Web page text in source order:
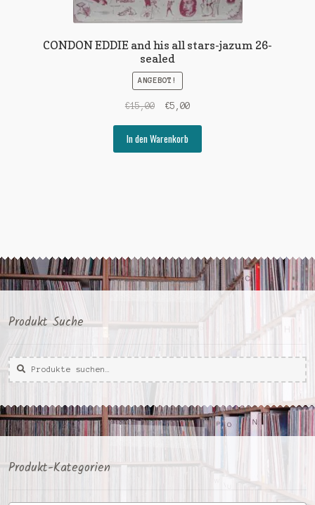
CONDON EDDIE and his all stars-jazum 26-
sealed
ANGEBOT!
€15,00
Ursprünglicher
war:
€15,00
€5,00Aktueller
€5,00.
In den Warenkorb
Produkt Suche
Suche
nach:
Suche
Produkt-Kategorien